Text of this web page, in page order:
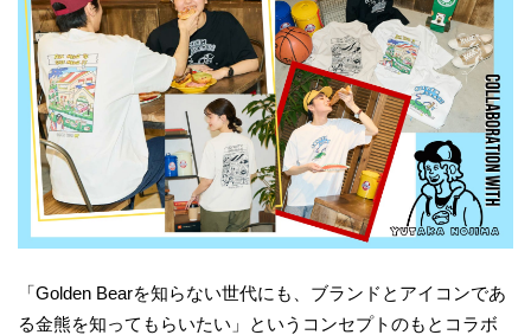
「Golden Bearを知らない世代にも、ブランドとアイコンであ
る金熊を知ってもらいたい」というコンセプトのもとコラボ